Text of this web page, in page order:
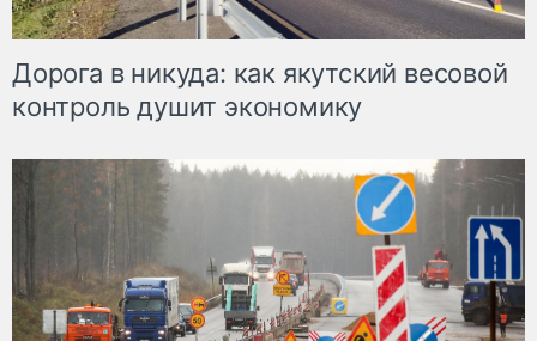
Дорога в никуда: как якутский весовой
контроль душит экономику